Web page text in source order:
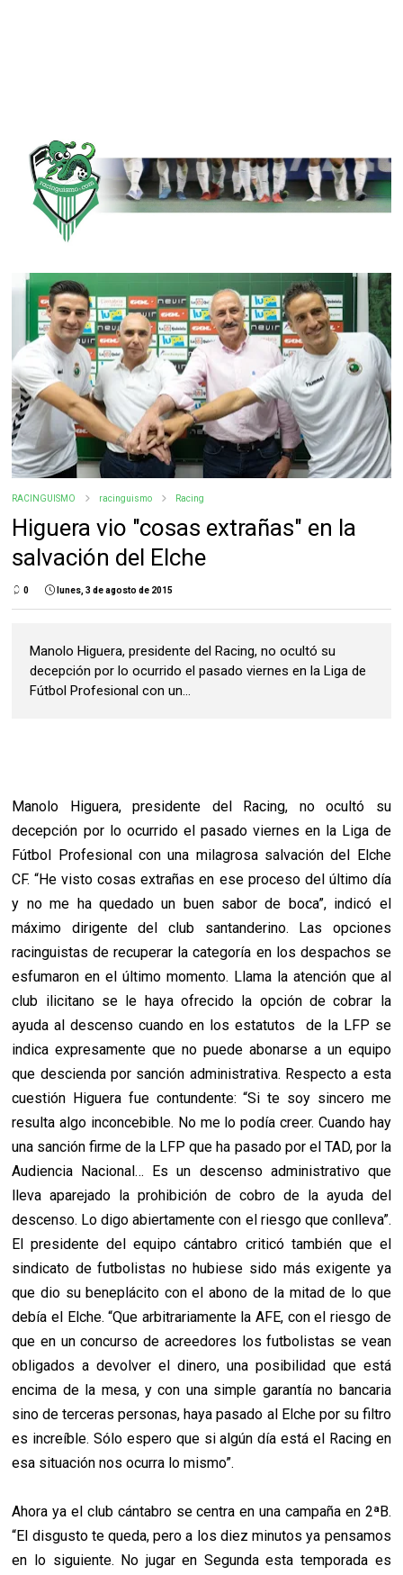
RACINGUISMO racinguismo Racing
Higuera vio "cosas extrañas" en la
salvación del Elche
0 lunes, 3 de agosto de 2015
Manolo Higuera, presidente del Racing, no ocultó su
decepción por lo ocurrido el pasado viernes en la Liga de
Fútbol Profesional con un...
Manolo Higuera, presidente del Racing, no ocultó su
decepción por lo ocurrido el pasado viernes en la Liga de
Fútbol Profesional con una milagrosa salvación del Elche
CF. “He visto cosas extrañas en ese proceso del último día
y no me ha quedado un buen sabor de boca”, indicó el
máximo dirigente del club santanderino. Las opciones
racinguistas de recuperar la categoría en los despachos se
esfumaron en el último momento. Llama la atención que al
club ilicitano se le haya ofrecido la opción de cobrar la
ayuda al descenso cuando en los estatutos de la LFP se
indica expresamente que no puede abonarse a un equipo
que descienda por sanción administrativa. Respecto a esta
cuestión Higuera fue contundente: “Si te soy sincero me
resulta algo inconcebible. No me lo podía creer. Cuando hay
una sanción firme de la LFP que ha pasado por el TAD, por la
Audiencia Nacional… Es un descenso administrativo que
lleva aparejado la prohibición de cobro de la ayuda del
descenso. Lo digo abiertamente con el riesgo que conlleva”.
El presidente del equipo cántabro criticó también que el
sindicato de futbolistas no hubiese sido más exigente ya
que dio su beneplácito con el abono de la mitad de lo que
debía el Elche. “Que arbitrariamente la AFE, con el riesgo de
que en un concurso de acreedores los futbolistas se vean
obligados a devolver el dinero, una posibilidad que está
encima de la mesa, y con una simple garantía no bancaria
sino de terceras personas, haya pasado al Elche por su filtro
es increíble. Sólo espero que si algún día está el Racing en
esa situación nos ocurra lo mismo”.
Ahora ya el club cántabro se centra en una campaña en 2ªB.
“El disgusto te queda, pero a los diez minutos ya pensamos
en lo siguiente. No jugar en Segunda esta temporada es